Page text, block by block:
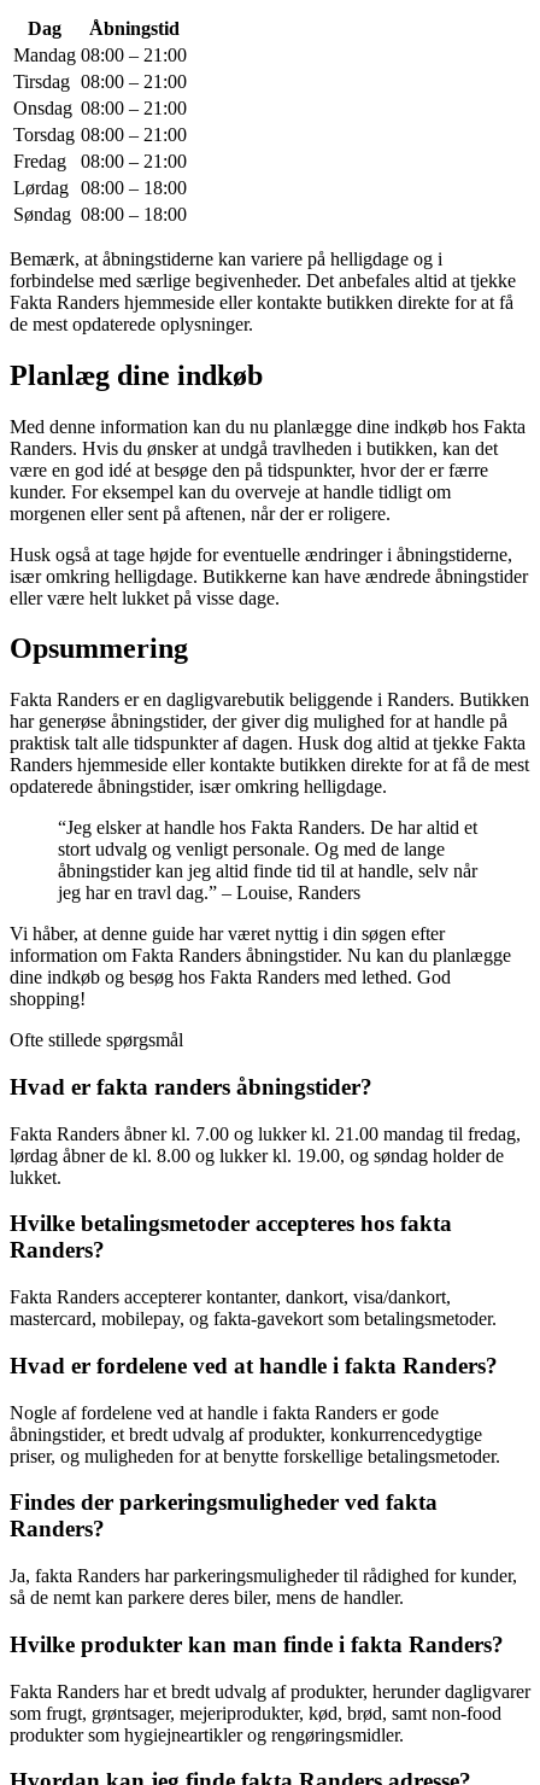
Dag
Åbningstid
Mandag 08:00 – 21:00
Tirsdag 08:00 – 21:00
Onsdag 08:00 – 21:00
Torsdag 08:00 – 21:00
Fredag
08:00 – 21:00
Lørdag 08:00 – 18:00
Søndag 08:00 – 18:00
Bemærk, at åbningstiderne kan variere på helligdage og i
forbindelse med særlige begivenheder. Det anbefales altid at tjekke
Fakta Randers hjemmeside eller kontakte butikken direkte for at få
de mest opdaterede oplysninger.
Planlæg dine indkøb
Med denne information kan du nu planlægge dine indkøb hos Fakta
Randers. Hvis du ønsker at undgå travlheden i butikken, kan det
være en god idé at besøge den på tidspunkter, hvor der er færre
kunder. For eksempel kan du overveje at handle tidligt om
morgenen eller sent på aftenen, når der er roligere.
Husk også at tage højde for eventuelle ændringer i åbningstiderne,
især omkring helligdage. Butikkerne kan have ændrede åbningstider
eller være helt lukket på visse dage.
Opsummering
Fakta Randers er en dagligvarebutik beliggende i Randers. Butikken
har generøse åbningstider, der giver dig mulighed for at handle på
praktisk talt alle tidspunkter af dagen. Husk dog altid at tjekke Fakta
Randers hjemmeside eller kontakte butikken direkte for at få de mest
opdaterede åbningstider, især omkring helligdage.
“Jeg elsker at handle hos Fakta Randers. De har altid et
stort udvalg og venligt personale. Og med de lange
åbningstider kan jeg altid finde tid til at handle, selv når
jeg har en travl dag.” – Louise, Randers
Vi håber, at denne guide har været nyttig i din søgen efter
information om Fakta Randers åbningstider. Nu kan du planlægge
dine indkøb og besøg hos Fakta Randers med lethed. God
shopping!
Ofte stillede spørgsmål
Hvad er fakta randers åbningstider?
Fakta Randers åbner kl. 7.00 og lukker kl. 21.00 mandag til fredag,
lørdag åbner de kl. 8.00 og lukker kl. 19.00, og søndag holder de
lukket.
Hvilke betalingsmetoder accepteres hos fakta
Randers?
Fakta Randers accepterer kontanter, dankort, visa/dankort,
mastercard, mobilepay, og fakta-gavekort som betalingsmetoder.
Hvad er fordelene ved at handle i fakta Randers?
Nogle af fordelene ved at handle i fakta Randers er gode
åbningstider, et bredt udvalg af produkter, konkurrencedygtige
priser, og muligheden for at benytte forskellige betalingsmetoder.
Findes der parkeringsmuligheder ved fakta
Randers?
Ja, fakta Randers har parkeringsmuligheder til rådighed for kunder,
så de nemt kan parkere deres biler, mens de handler.
Hvilke produkter kan man finde i fakta Randers?
Fakta Randers har et bredt udvalg af produkter, herunder dagligvarer
som frugt, grøntsager, mejeriprodukter, kød, brød, samt non-food
produkter som hygiejneartikler og rengøringsmidler.